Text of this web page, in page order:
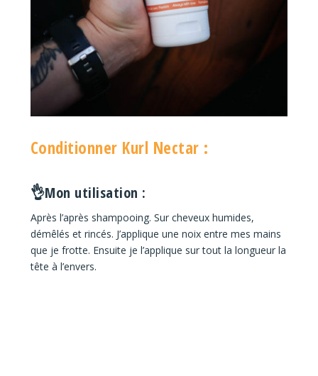
Conditionner Kurl Nectar :
👌Mon utilisation :
Après l’après shampooing. Sur cheveux humides,
démêlés et rincés. J’applique une noix entre mes mains
que je frotte. Ensuite je l’applique sur tout la longueur la
tête à l’envers.